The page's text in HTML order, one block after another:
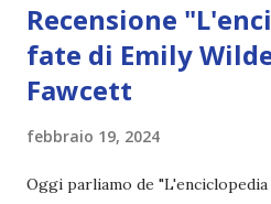
Recensione
fate di Emily
Fawcett
febbraio 19, 2024
Oggi parliamo de